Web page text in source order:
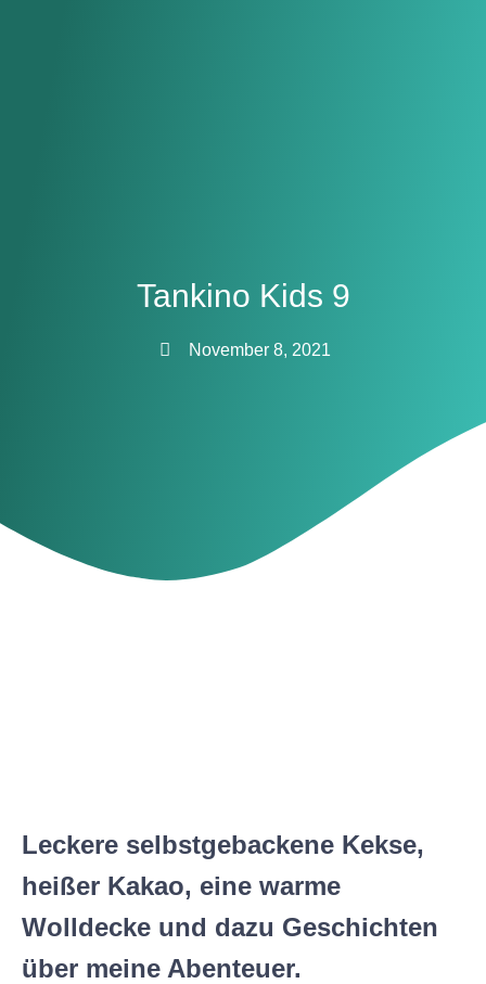
Tankino Kids 9
November 8, 2021
Leckere selbstgebackene Kekse,
heißer Kakao, eine warme
Wolldecke und dazu Geschichten
über meine Abenteuer.